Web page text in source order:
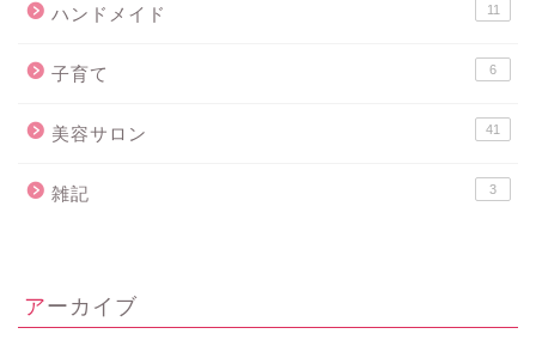
ハンドメイド 11
子育て 6
美容サロン 41
雑記 3
アーカイブ